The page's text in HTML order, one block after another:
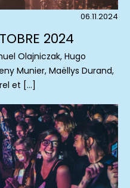
06.11.2024
2024
Olajniczak, Hugo
Munier, Maëllys Durand,
et […]